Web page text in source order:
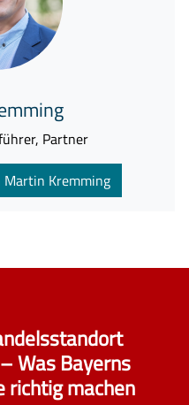
Partner
Kremming
Was Bayerns
richtig machen